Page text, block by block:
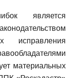
является
исправления
материальных